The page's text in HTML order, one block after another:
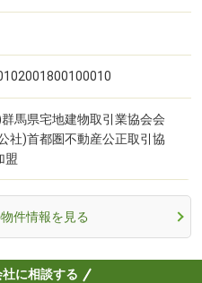
馬県宅地建物取引業協会会
社)首都圏不動産公正取引協
盟
件情報を見る
に相談する